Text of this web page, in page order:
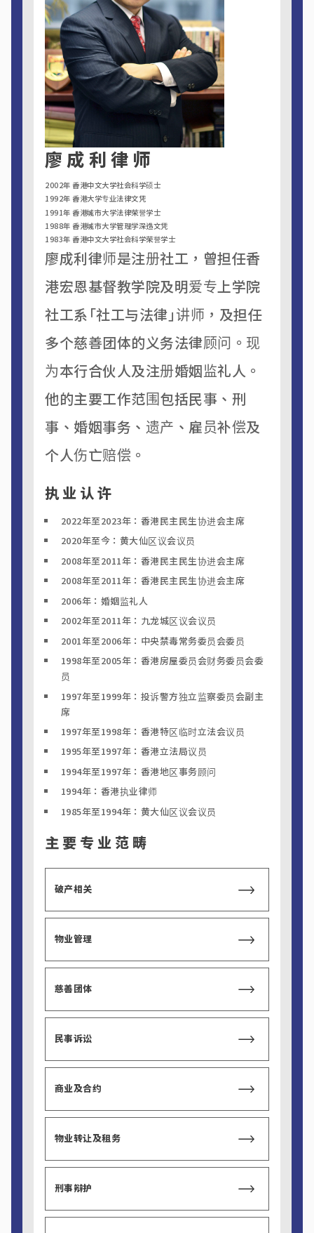
廖成利律师
2002年 香港中文大学社会科学硕士
1992年 香港大学专业法律文凭
1991年 香港城市大学法律荣誉学士
1988年 香港城市大学管理学深造文凭
1983年 香港中文大学社会科学荣誉学士
廖成利律师是注册社工，曾担任香
港宏恩基督教学院及明爱专上学院
社工系「社工与法律」讲师，及担任
多个慈善团体的义务法律顾问。现
为本行合伙人及注册婚姻监礼人。
他的主要工作范围包括民事、刑
事、婚姻事务、遗产、雇员补偿及
个人伤亡赔偿。
执业认许
2022年至2023年：香港民主民生协进会主席
2020年至今：黄大仙区议会议员
2008年至2011年：香港民主民生协进会主席
2008年至2011年：香港民主民生协进会主席
2006年：婚姻监礼人
2002年至2011年：九龙城区议会议员
2001年至2006年：中央禁毒常务委员会委员
1998年至2005年：香港房屋委员会财务委员会委
员
1997年至1999年：投诉警方独立监察委员会副主
席
1997年至1998年：香港特区临时立法会议员
1995年至1997年：香港立法局议员
1994年至1997年：香港地区事务顾问
1994年：香港执业律师
1985年至1994年：黄大仙区议会议员
主要专业范畴
破产相关
物业管理
慈善团体
民事诉讼
商业及合约
物业转让及租务
刑事辩护